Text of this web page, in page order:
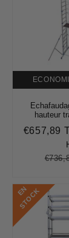
hauteur
Prix
€657,89
Prix
E
N
S
T
O
C
K